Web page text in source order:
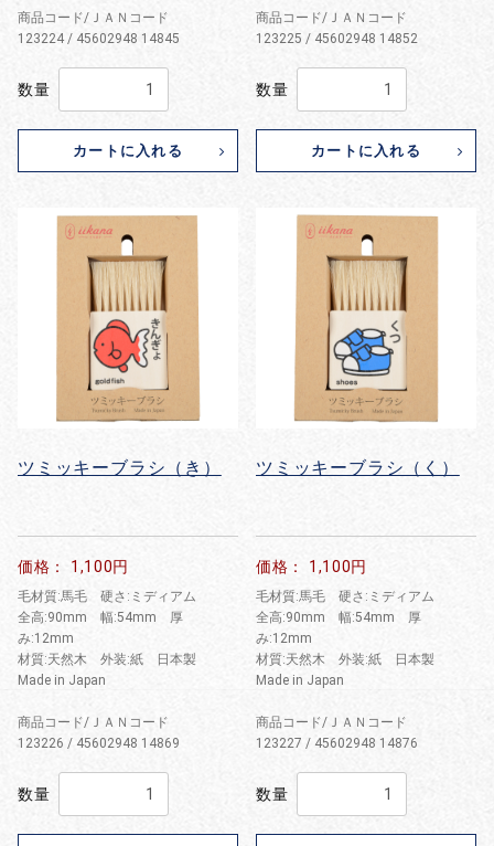
商品コード/ＪＡＮコード
123224 / 45602948 14845
数量
カートに入れる
商品コード/ＪＡＮコード
123225 / 45602948 14852
数量
カートに入れる
ツミッキーブラシ（き）
価格： 1,100円
毛材質:馬毛 硬さ:ミディアム
全高:90mm 幅:54mm 厚
み:12mm
材質:天然木 外装:紙 日本製
Made in Japan
商品コード/ＪＡＮコード
123226 / 45602948 14869
数量
ツミッキーブラシ（く）
価格： 1,100円
毛材質:馬毛 硬さ:ミディアム
全高:90mm 幅:54mm 厚
み:12mm
材質:天然木 外装:紙 日本製
Made in Japan
商品コード/ＪＡＮコード
123227 / 45602948 14876
数量
お買い物を続ける カートへ進む